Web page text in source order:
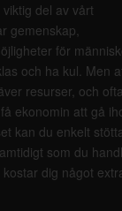
del av vårt
gemenskap,
för
och ha kul. Men
resurser, och
ekonomin att gå
kan du enkelt
som du
dig något